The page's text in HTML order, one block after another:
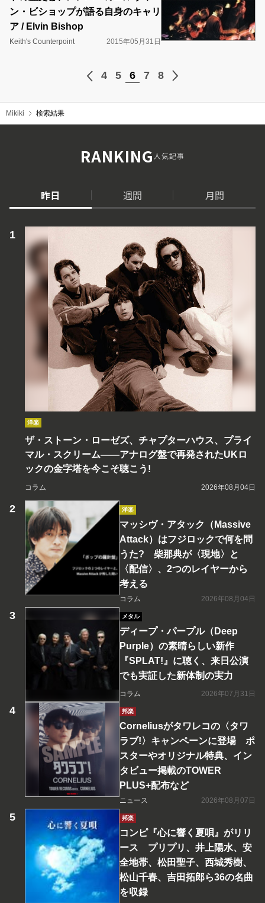
ン・ビショップが語る自身のキャリ
ア / Elvin Bishop
Keith's Counterpoint 2015年05月31日
4 5 6 7 8
Mikiki 検索結果
RANKING人気記事
昨日 週間 月間
洋楽
ザ・ストーン・ローゼズ、チャプターハウス、プライ
マル・スクリーム――アナログ盤で再発されたUKロ
ックの金字塔を今こそ聴こう!
コラム 2026年08月04日
洋楽
マッシヴ・アタック（Massive
Attack）はフジロックで何を問
うた? 柴那典が〈現地〉と
〈配信〉、2つのレイヤーから
考える
コラム 2026年08月04日
メタル
ディープ・パープル（Deep
Purple）の素晴らしい新作
『SPLAT!』に聴く、来日公演
でも実証した新体制の実力
コラム 2026年07月31日
邦楽
Corneliusがタワレコの〈タワ
ラブ!〉キャンペーンに登場 ポ
スターやオリジナル特典、イン
タビュー掲載のTOWER
PLUS+配布など
ニュース 2026年08月07日
邦楽
コンピ『心に響く夏唄』がリリ
ース プリプリ、井上陽水、安
全地帯、松田聖子、西城秀樹、
松山千春、吉田拓郎ら36の名曲
を収録